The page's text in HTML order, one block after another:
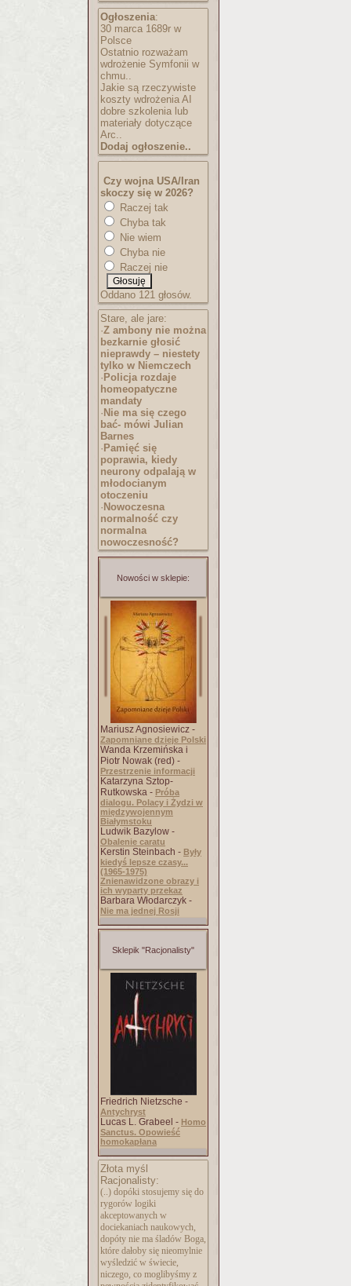
Ogłoszenia:
30 marca 1689r w
Polsce
Ostatnio rozważam
wdrożenie Symfonii w
chmu..
Jakie są rzeczywiste
koszty wdrożenia AI
dobre szkolenia lub
materiały dotyczące
Arc..
Dodaj ogłoszenie..
Czy wojna USA/Iran
skoczy się w 2026?
Raczej tak
Chyba tak
Nie wiem
Chyba nie
Raczej nie
Oddano 121 głosów.
Stare, ale jare:
·Z ambony nie można
bezkarnie głosić
nieprawdy – niestety
tylko w Niemczech
· Policja rozdaje
homeopatyczne
mandaty
· Nie ma się czego
bać- mówi Julian
Barnes
· Pamięć się
poprawia, kiedy
neurony odpalają w
młodocianym
otoczeniu
· Nowoczesna
normalność czy
normalna
nowoczesność?
Nowości w sklepie:
Mariusz Agnosiewicz -
Zapomniane dzieje Polski
Wanda Krzemińska i
Piotr Nowak (red) -
Przestrzenie informacji
Katarzyna Sztop-
Rutkowska - Próba
dialogu. Polacy i Żydzi w
międzywojennym
Białymstoku
Ludwik Bazylow -
Obalenie caratu
Kerstin Steinbach - Były
kiedyś lepsze czasy...
(1965-1975)
Znienawidzone obrazy i
ich wyparty przekaz
Barbara Włodarczyk -
Nie ma jednej Rosji
Sklepik "Racjonalisty"
Friedrich Nietzsche -
Antychryst
Lucas L. Grabeel - Homo
Sanctus. Opowieść
homokapłana
Złota myśl
Racjonalisty:
(..) dopóki stosujemy się do
rygorów logiki
akceptowanych w
dociekaniach naukowych,
dopóty nie ma śladów Boga,
które dałoby się nieomylnie
wyśledzić w świecie,
niczego, co moglibyśmy z